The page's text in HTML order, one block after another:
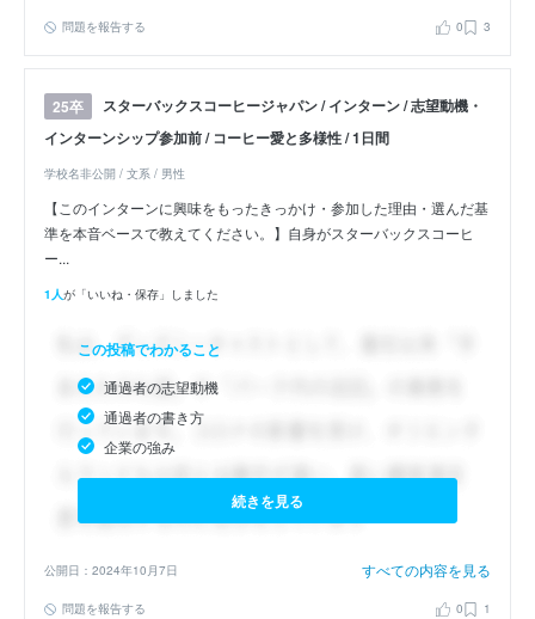
問題を報告する 0 3
25卒
スターバックスコーヒージャパン / インターン / 志望動機・
インターンシップ参加前 / コーヒー愛と多様性 / 1日間
学校名非公開 / 文系 / 男性
【このインターンに興味をもったきっかけ・参加した理由・選んだ基
準を本音ベースで教えてください。】自身がスターバックスコーヒ
ー...
1人が「いいね・保存」しました
この投稿でわかること
通過者の志望動機
通過者の書き方
企業の強み
続きを見る
公開日：2024年10月7日 すべての内容を見る
問題を報告する 0 1